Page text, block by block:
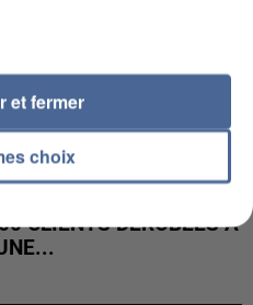
CLIENTS DÉROBÉES À
choix
et fermer